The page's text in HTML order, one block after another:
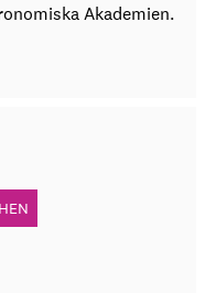
Akademien.